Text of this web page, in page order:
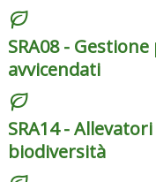
SRA08 -
avvicendati
SRA14 -
biodiversità